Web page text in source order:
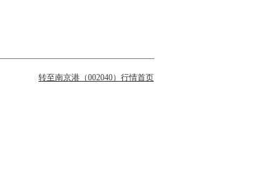
转至南京港（002040）行情首页